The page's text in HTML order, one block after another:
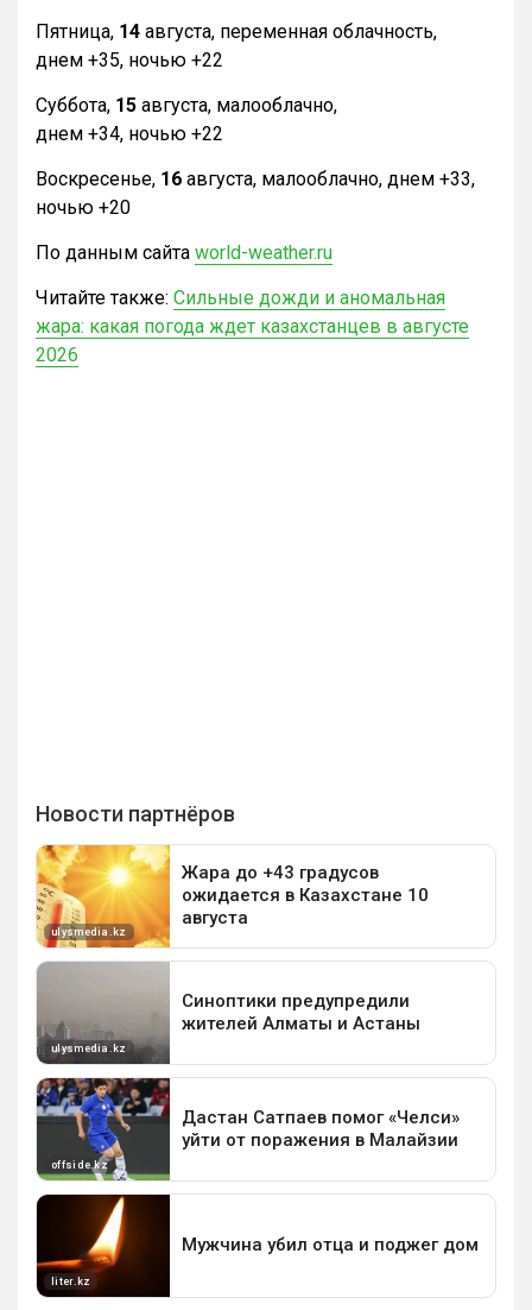
Пятница, 14 августа, переменная облачность,
днем +35, ночью +22
Суббота, 15 августа, малооблачно,
днем +34, ночью +22
Воскресенье, 16 августа, малооблачно, днем +33,
ночью +20
По данным сайта world-weather.ru
Читайте также: Сильные дожди и аномальная
жара: какая погода ждет казахстанцев в августе
2026